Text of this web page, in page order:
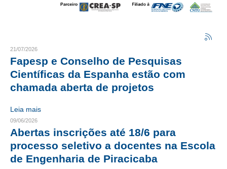
LIVRO GESTÃO 2026-2029
SUBSEDES SINDICAIS
GALERIA EX-PRESIDENTES
ORGANOGRAMA
CRESCE BRASIL
CONSELHO TECNOLÓGICO
21/07/2026
Fapesp e Conselho de Pesquisas
Científicas da Espanha estão com
chamada aberta de projetos
Leia mais
09/06/2026
Abertas inscrições até 18/6 para
processo seletivo a docentes na Escola
de Engenharia de Piracicaba